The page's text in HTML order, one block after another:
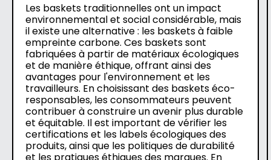
Les baskets traditionnelles ont un impact
environnemental et social considérable, mais
il existe une alternative : les baskets à faible
empreinte carbone. Ces baskets sont
fabriquées à partir de matériaux écologiques
et de manière éthique, offrant ainsi des
avantages pour l'environnement et les
travailleurs. En choisissant des baskets éco-
responsables, les consommateurs peuvent
contribuer à construire un avenir plus durable
et équitable. Il est important de vérifier les
certifications et les labels écologiques des
produits, ainsi que les politiques de durabilité